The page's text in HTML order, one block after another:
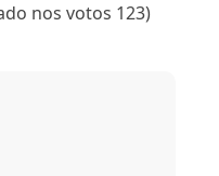
nos votos 123)